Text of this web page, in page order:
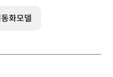
화모델